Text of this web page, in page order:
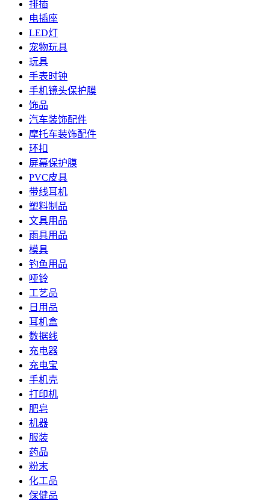
排插
电插座
LED灯
宠物玩具
玩具
手表时钟
手机镜头保护膜
饰品
汽车装饰配件
摩托车装饰配件
环扣
屏幕保护膜
PVC皮具
带线耳机
塑料制品
文具用品
雨具用品
模具
钓鱼用品
哑铃
工艺品
日用品
耳机盒
数据线
充电器
充电宝
手机壳
打印机
肥皂
机器
服装
药品
粉末
化工品
保健品